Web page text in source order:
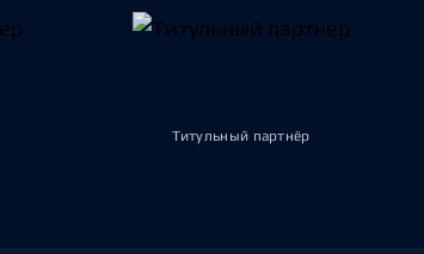
Титульный партнёр